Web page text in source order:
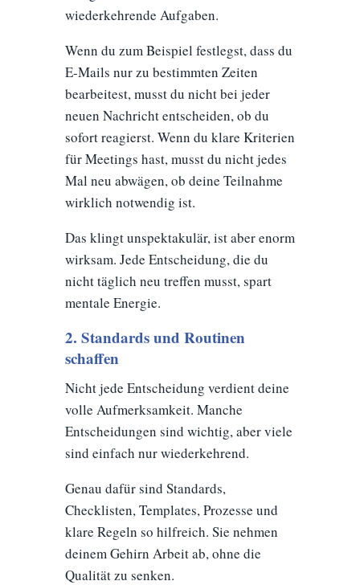
wiederkehrende Aufgaben.
Wenn du zum Beispiel festlegst, dass du
E-Mails nur zu bestimmten Zeiten
bearbeitest, musst du nicht bei jeder
neuen Nachricht entscheiden, ob du
sofort reagierst. Wenn du klare Kriterien
für Meetings hast, musst du nicht jedes
Mal neu abwägen, ob deine Teilnahme
wirklich notwendig ist.
Das klingt unspektakulär, ist aber enorm
wirksam. Jede Entscheidung, die du
nicht täglich neu treffen musst, spart
mentale Energie.
2. Standards und Routinen
schaffen
Nicht jede Entscheidung verdient deine
volle Aufmerksamkeit. Manche
Entscheidungen sind wichtig, aber viele
sind einfach nur wiederkehrend.
Genau dafür sind Standards,
Checklisten, Templates, Prozesse und
klare Regeln so hilfreich. Sie nehmen
deinem Gehirn Arbeit ab, ohne die
Qualität zu senken.